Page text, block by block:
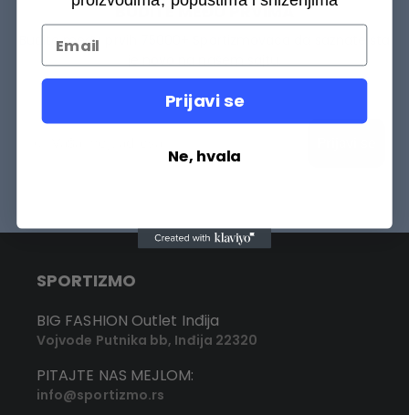
BUDITE MEĐU PRVIMA
Budite među prvih 75000+ Sportizmovaca da saznate šta
SPORTIZMO
BIG FASHION Outlet Inđija
Vojvode Putnika bb, Inđija 22320
PITAJTE NAS MEJLOM:
info@sportizmo.rs
Prijavi se
Ne, hvala